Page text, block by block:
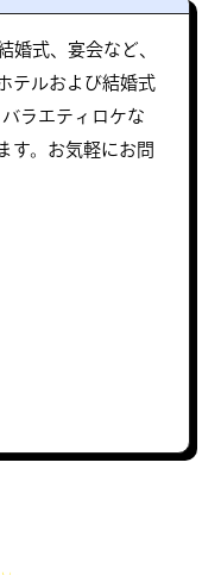
婚式、宴会など、
テルおよび結婚式
ラエティロケな
す。お気軽にお問